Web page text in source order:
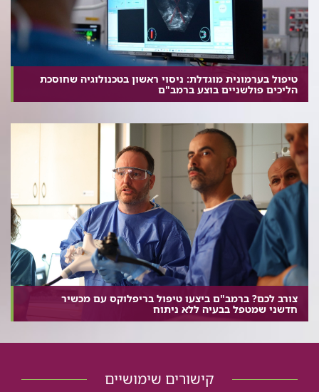
טיפול בערמונית מוגדלת: ניסוי ראשון בטכנולוגיה שחוסכת
הליכים פולשניים בוצע ברמב"ם
צורב לכם? ברמב"ם ביצעו טיפול בריפלוקס עם מכשיר
חדשני שמטפל בבעיה ללא ניתוח
קישורים שימושיים